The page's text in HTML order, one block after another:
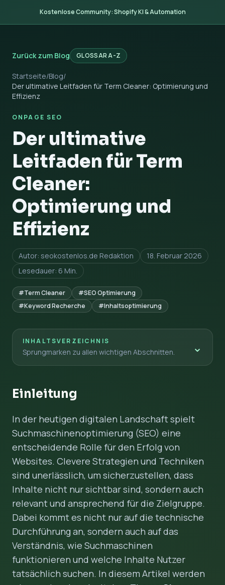
Kostenlose Community: Shopify KI & Automation
Zurück zum Blog GLOSSAR A-Z
Startseite/Blog/
Der ultimative Leitfaden für Term Cleaner: Optimierung und
Effizienz
ONPAGE SEO
Der ultimative
Leitfaden für Term
Cleaner:
Optimierung und
Effizienz
Autor: seokostenlos.de Redaktion
18. Februar 2026
Lesedauer: 6 Min.
#Term Cleaner
#SEO Optimierung
#Keyword Recherche
#Inhaltsoptimierung
INHALTSVERZEICHNIS
Sprungmarken zu allen wichtigen Abschnitten. ⌄
Einleitung
In der heutigen digitalen Landschaft spielt
Suchmaschinenoptimierung (SEO) eine
entscheidende Rolle für den Erfolg von
Websites. Clevere Strategien und Techniken
sind unerlässlich, um sicherzustellen, dass
Inhalte nicht nur sichtbar sind, sondern auch
relevant und ansprechend für die Zielgruppe.
Dabei kommt es nicht nur auf die technische
Durchführung an, sondern auch auf das
Verständnis, wie Suchmaschinen
funktionieren und welche Inhalte Nutzer
tatsächlich suchen. In diesem Artikel werden